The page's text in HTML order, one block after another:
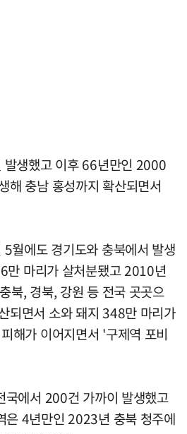
생했고 이후 66년만인 2000
해 충남 홍성까지 확산되면서
월에도 경기도와 충북에서 발생
만 마리가 살처분됐고 2010년
북, 경북, 강원 등 전국 곳곳으
되면서 소와 돼지 348만 마리가
해가 이어지면서 '구제역 포비
에서 200건 가까이 발생했고
은 4년만인 2023년 충북 청주에